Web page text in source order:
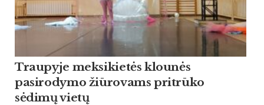
Traupyje meksikietės klounės
pasirodymo žiūrovams pritrūko
sėdimų vietų